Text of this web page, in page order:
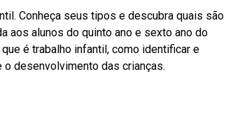
Conheça seus tipos e descubra quais são
aos alunos do quinto ano e sexto ano do
é trabalho infantil, como identificar e
desenvolvimento das crianças.